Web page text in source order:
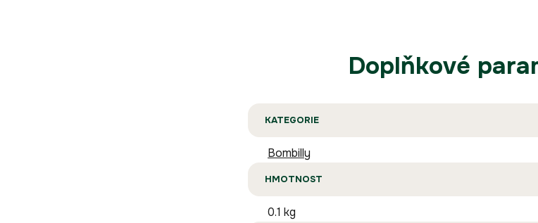
Doplňkové
KATEGORIE
Bombilly
HMOTNOST
0.1 kg